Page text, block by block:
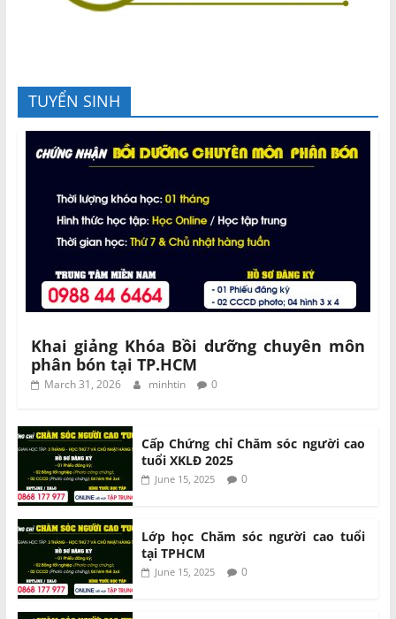
TUYỂN SINH
Khai giảng Khóa Bồi dưỡng chuyên môn
phân bón tại TP.HCM
March 31, 2026 minhtin 0
Cấp Chứng chỉ Chăm sóc người cao
tuổi XKLĐ 2025
June 15, 2025 0
Lớp học Chăm sóc người cao tuổi
tại TPHCM
June 15, 2025 0